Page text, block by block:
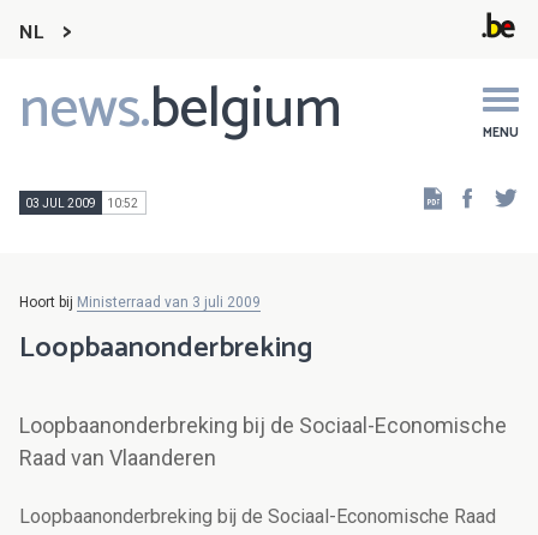
NL
news.belgium MENU
Main
navigation
03 JUL 2009 10:52
Hoort bij Ministerraad van 3 juli 2009
Loopbaanonderbreking
Loopbaanonderbreking bij de Sociaal-Economische
Raad van Vlaanderen
Loopbaanonderbreking bij de Sociaal-Economische Raad